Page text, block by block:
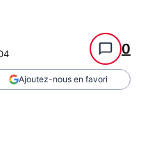
0
Ajoutez-nous en favori